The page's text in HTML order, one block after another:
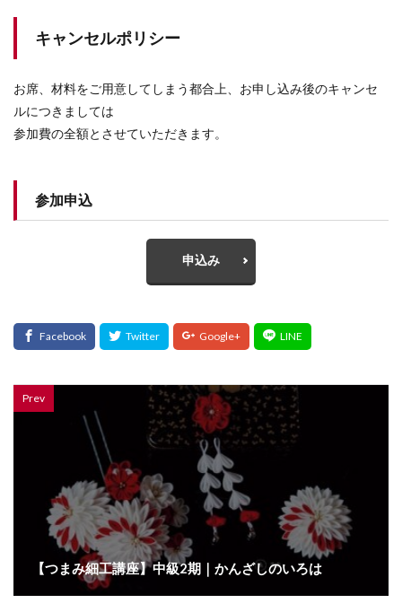
キャンセルポリシー
お席、材料をご用意してしまう都合上、お申し込み後のキャンセ
ルにつきましては
参加費の全額とさせていただきます。
参加申込
申込み
Prev
【つまみ細工講座】中級2期｜かんざしのいろは